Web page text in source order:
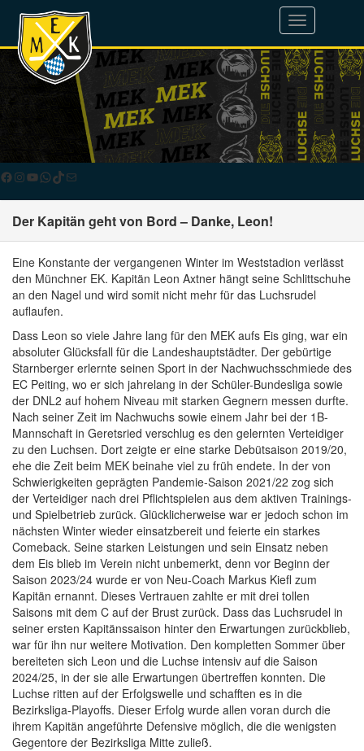
Toggle
navigation
Facebook
Instagram
YouTube
WhatsApp
TikTok
E-Mail
Der Kapitän geht von Bord – Danke, Leon!
Eine Konstante der vergangenen Winter im Weststadion verlässt
den Münchner EK. Kapitän Leon Axtner hängt seine Schlittschuhe
an den Nagel und wird somit nicht mehr für das Luchsrudel
auflaufen.
Dass Leon so viele Jahre lang für den MEK aufs Eis ging, war ein
absoluter Glücksfall für die Landeshauptstädter. Der gebürtige
Starnberger erlernte seinen Sport in der Nachwuchsschmiede des
EC Peiting, wo er sich jahrelang in der Schüler-Bundesliga sowie
der DNL2 auf hohem Niveau mit starken Gegnern messen durfte.
Nach seiner Zeit im Nachwuchs sowie einem Jahr bei der 1B-
Mannschaft in Geretsried verschlug es den gelernten Verteidiger
zu den Luchsen. Dort zeigte er eine starke Debütsaison 2019/20,
ehe die Zeit beim MEK beinahe viel zu früh endete. In der von
Schwierigkeiten geprägten Pandemie-Saison 2021/22 zog sich
der Verteidiger nach drei Pflichtspielen aus dem aktiven Trainings-
und Spielbetrieb zurück. Glücklicherweise war er jedoch schon im
nächsten Winter wieder einsatzbereit und feierte ein starkes
Comeback. Seine starken Leistungen und sein Einsatz neben
dem Eis blieb im Verein nicht unbemerkt, denn vor Beginn der
Saison 2023/24 wurde er von Neu-Coach Markus Kiefl zum
Kapitän ernannt. Dieses Vertrauen zahlte er mit drei tollen
Saisons mit dem C auf der Brust zurück. Dass das Luchsrudel in
seiner ersten Kapitänssaison hinter den Erwartungen zurückblieb,
war für ihn nur weitere Motivation. Den kompletten Sommer über
bereiteten sich Leon und die Luchse intensiv auf die Saison
2024/25, in der sie alle Erwartungen übertreffen konnten. Die
Luchse ritten auf der Erfolgswelle und schafften es in die
Bezirksliga-Playoffs. Dieser Erfolg wurde allen voran durch die
ihrem Kapitän angeführte Defensive möglich, die die wenigsten
Gegentore der Bezirksliga Mitte zuließ.